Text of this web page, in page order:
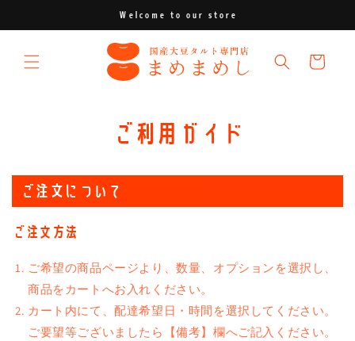
進む
Welcome to our store
ー
ご利用ガイド
ご注文について
ご注文方法
ご希望の商品ページより、数量、オプションを選択し、
商品をカートへお入れください。
カート内にて、配達希望日・時間を選択してください。
ご要望等ございましたら【備考】欄へご記入ください。